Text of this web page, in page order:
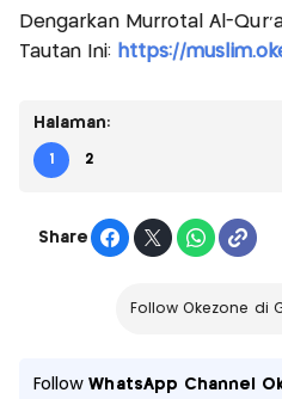
Dengarkan Murrotal Al-
Tautan Ini: https://
Halaman:
1 2
Share
Follow Okezone di
FollowWhatsApp Channel